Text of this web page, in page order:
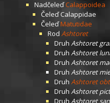
NadčeleďCalappoidea
ČeleďCalappidae
ČeleďMatutidae
Rod Ashtoret
Druh Ashtoret
Druh Ashtoret
Druh Ashtoret
Druh Ashtoret
Druh Ashtoret
Druh Ashtoret
Druh Ashtoret